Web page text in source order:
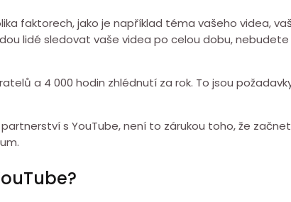
faktorech, jako je například téma vašeho videa,
lidé sledovat vaše videa po celou dobu,
a 4 000 hodin zhlédnutí za rok. To jsou
s YouTube, není to zárukou toho, že